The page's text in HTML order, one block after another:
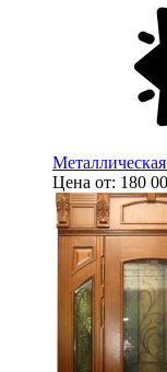
Цена от: 180